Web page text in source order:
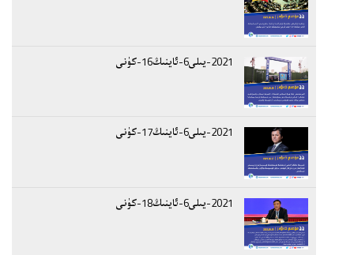
2021-يىلى6-ئاينىڭ16-كۈنى
2021-يىلى6-ئاينىڭ17-كۈنى
2021-يىلى6-ئاينىڭ18-كۈنى